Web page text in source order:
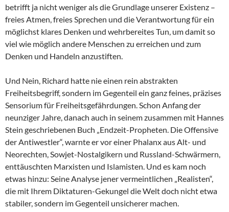
betrifft ja nicht weniger als die Grundlage unserer Existenz –
freies Atmen, freies Sprechen und die Verantwortung für ein
möglichst klares Denken und wehrbereites Tun, um damit so
viel wie möglich andere Menschen zu erreichen und zum
Denken und Handeln anzustiften.
Und Nein, Richard hatte nie einen rein abstrakten
Freiheitsbegriff, sondern im Gegenteil ein ganz feines, präzises
Sensorium für Freiheitsgefährdungen. Schon Anfang der
neunziger Jahre, danach auch in seinem zusammen mit Hannes
Stein geschriebenen Buch „Endzeit-Propheten. Die Offensive
der Antiwestler“, warnte er vor einer Phalanx aus Alt- und
Neorechten, Sowjet-Nostalgikern und Russland-Schwärmern,
enttäuschten Marxisten und Islamisten. Und es kam noch
etwas hinzu: Seine Analyse jener vermeintlichen „Realisten“,
die mit Ihrem Diktaturen-Gekungel die Welt doch nicht etwa
stabiler, sondern im Gegenteil unsicherer machen.